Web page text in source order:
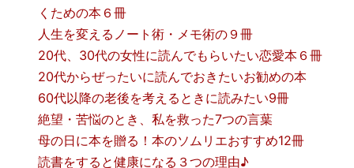
くための本６冊
人生を変えるノート術・メモ術の９冊
20代、30代の女性に読んでもらいたい恋愛本６冊
20代からぜったいに読んでおきたいお勧めの本
60代以降の老後を考えるときに読みたい9冊
絶望・苦悩のとき、私を救った7つの言葉
母の日に本を贈る！本のソムリエおすすめ12冊
読書をすると健康になる３つの理由♪